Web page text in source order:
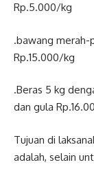
Rp.5.000/kg
.bawang
Rp.15.000/kg
.Beras 5 kg
dan gula
Tujuan di
adalah, selain